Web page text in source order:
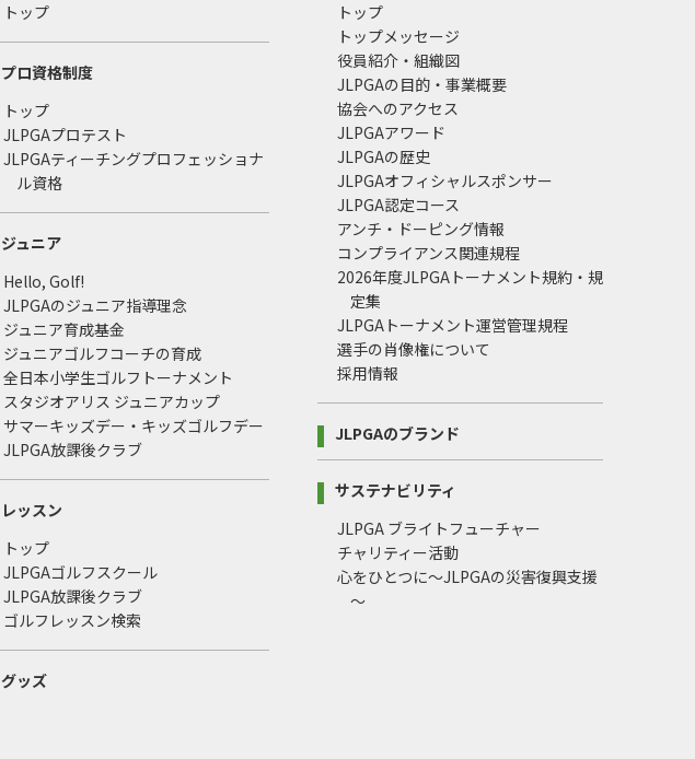
トップ
プロ資格制度
トップ
JLPGAプロテスト
JLPGAティーチングプロフェッショナ
ル資格
ジュニア
Hello, Golf!
JLPGAのジュニア指導理念
ジュニア育成基金
ジュニアゴルフコーチの育成
全日本小学生ゴルフトーナメント
スタジオアリス ジュニアカップ
サマーキッズデー・キッズゴルフデー
JLPGA放課後クラブ
レッスン
トップ
JLPGAゴルフスクール
JLPGA放課後クラブ
ゴルフレッスン検索
グッズ
トップ
トップメッセージ
役員紹介・組織図
JLPGAの目的・事業概要
協会へのアクセス
JLPGAアワード
JLPGAの歴史
JLPGAオフィシャルスポンサー
JLPGA認定コース
アンチ・ドーピング情報
コンプライアンス関連規程
2026年度JLPGAトーナメント規約・規
定集
JLPGAトーナメント運営管理規程
選手の肖像権について
採用情報
JLPGAのブランド
サステナビリティ
JLPGA ブライトフューチャー
チャリティー活動
心をひとつに～JLPGAの災害復興支援
～